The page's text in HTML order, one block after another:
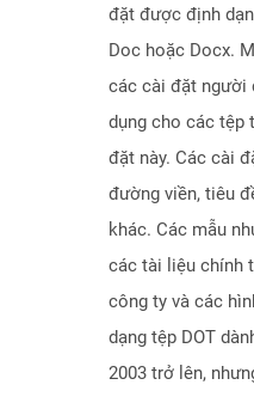
đặt được định
Doc hoặc Docx.
các cài đặt người
dụng cho các tệp
đặt này. Các cài
đường viền, tiêu
khác. Các mẫu
các tài liệu chính
công ty và các
dạng tệp DOT
2003 trở lên,